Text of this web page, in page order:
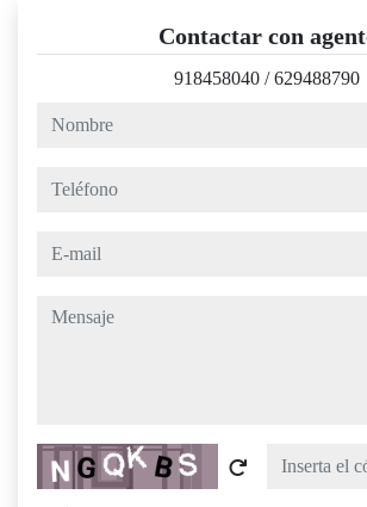
Contactar con
918458040 /629488790
nombre
teléfono
e-mail
mensaje
Captcha